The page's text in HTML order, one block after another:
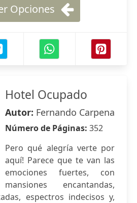
Opciones
Hotel Ocupado
Autor: Fernando Carpena
Número de Páginas: 352
Pero qué alegría verte por
aquí! Parece que te van las
emociones fuertes, con
mansiones encantandas,
espectros indecisos y,